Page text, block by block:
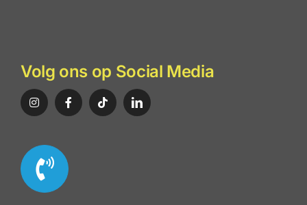
Volg ons op Social Media